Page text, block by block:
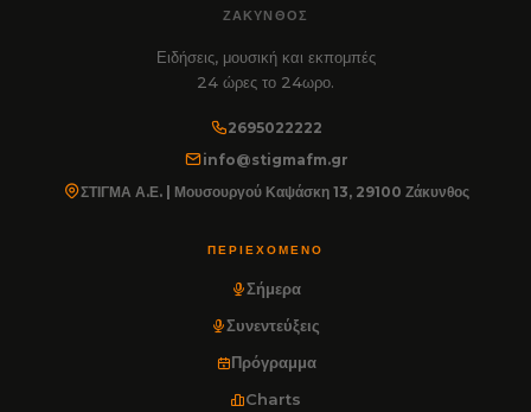
ΖΆΚΥΝΘΟΣ
Ειδήσεις, μουσική και εκπομπές
24 ώρες το 24ωρο.
2695022222
info@stigmafm.gr
ΣΤΙΓΜΑ Α.Ε. | Μουσουργού Καψάσκη 13, 29100 Ζάκυνθος
ΠΕΡΙΕΧΌΜΕΝΟ
Σήμερα
Συνεντεύξεις
Πρόγραμμα
Charts